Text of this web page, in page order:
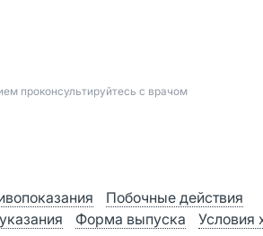
проконсультируйтесь с врачом
Побочные действия
Форма выпуска
Условия